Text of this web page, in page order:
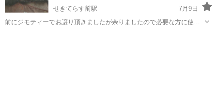
せきてらす前駅
7月9日
前にジモティーでお譲り頂きましたが余りましたので必要な方に使っ